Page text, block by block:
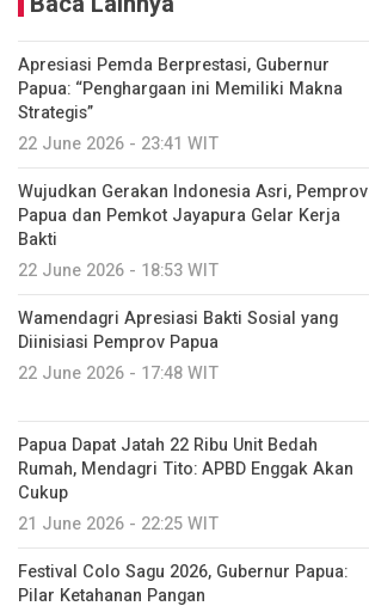
Apresiasi Pemda Berprestasi, Gubernur
Papua: “Penghargaan ini Memiliki Makna
Strategis”
22 June 2026 - 23:41 WIT
Wujudkan Gerakan Indonesia Asri, Pemprov
Papua dan Pemkot Jayapura Gelar Kerja
Bakti
22 June 2026 - 18:53 WIT
Wamendagri Apresiasi Bakti Sosial yang
Diinisiasi Pemprov Papua
22 June 2026 - 17:48 WIT
Papua Dapat Jatah 22 Ribu Unit Bedah
Rumah, Mendagri Tito: APBD Enggak Akan
Cukup
21 June 2026 - 22:25 WIT
Festival Colo Sagu 2026, Gubernur Papua:
Pilar Ketahanan Pangan